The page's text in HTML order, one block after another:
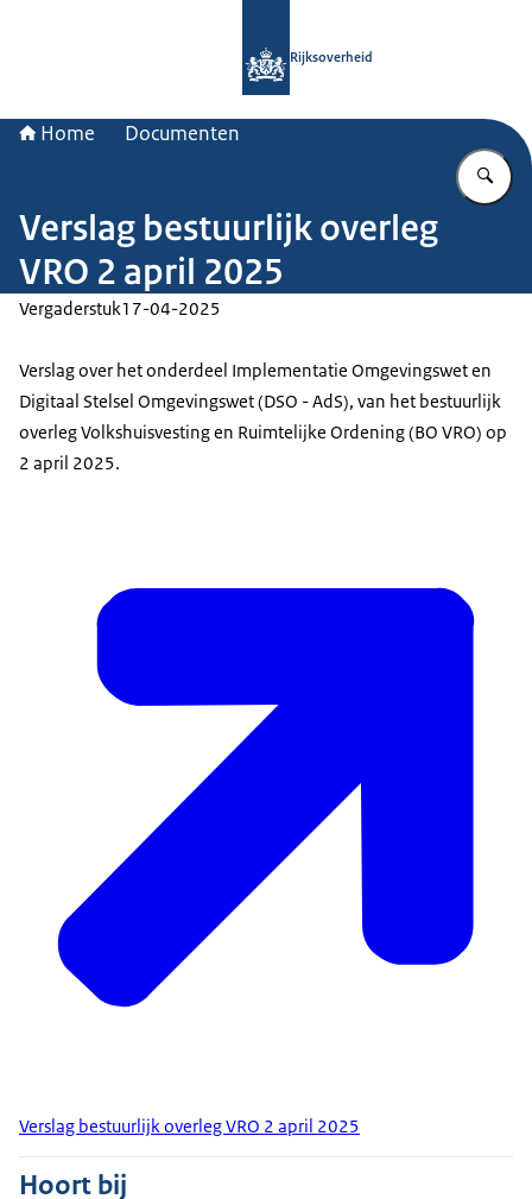
Rijksoverheid
Home Documenten
Verslag bestuurlijk overleg
VRO 2 april 2025
Vergaderstuk17-04-2025
Verslag over het onderdeel Implementatie Omgevingswet en
Digitaal Stelsel Omgevingswet (DSO - AdS), van het bestuurlijk
overleg Volkshuisvesting en Ruimtelijke Ordening (BO VRO) op
2 april 2025.
Verslag bestuurlijk overleg VRO 2 april 2025
Hoort bij